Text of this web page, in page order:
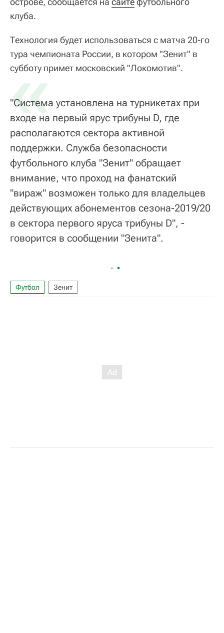
клуба.
Технология будет использоваться с матча 20-го
тура чемпионата России, в котором "Зенит" в
субботу примет московский "Локомотив".
«
"Система установлена на турникетах при
входе на первый ярус трибуны D, где
располагаются сектора активной
поддержки. Служба безопасности
футбольного клуба "Зенит" обращает
внимание, что проход на фанатский
"вираж" возможен только для владельцев
действующих абонементов сезона-2019/20
в сектора первого яруса трибуны D", -
говорится в сообщении "Зенита".
Футбол Зенит